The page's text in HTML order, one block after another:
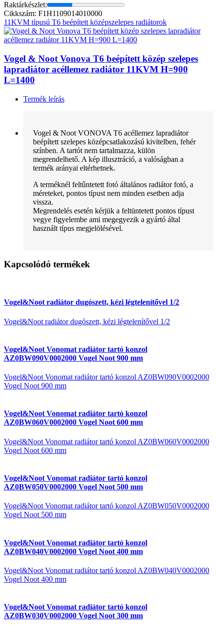
Raktárkészlet:
Cikkszám: F1H1109014010000
11KVM típusú T6 beépített középszelepes radiátorok
Vogel & Noot Vonova T6 beépített közép szelepes
lapradiátor acéllemez radiátor 11KVM H=900
L=1400
Termék leírás
Vogel & Noot VONOVA T6 acéllemez lapradiátor
beépített szelepes középcsatlakozású kivitelben, fehér
színben. A tartót nem tartalmazza, külön
megrendelhető. A kép illusztráció, a valóságban a
termék arányai eltérhetnek.
A terméknél feltűntetett fotó általános radiátor fotó, a
méreteket, pontos típust nem minden esetben adja
vissza.
Megrendelés esetén kérjük a feltüntetett pontos típust
vegye figyelembe ami megegyezik a gyártó által
használt típus megjelölésével.
Kapcsolódó termékek
Vogel&Noot radiátor dugószett, kézi légtelenítővel 1/2
Vogel&Noot radiátor dugószett, kézi légtelenítővel 1/2
Vogel&Noot Vonomat radiátor tartó konzol
AZ0BW090V0002000 Vogel Noot 900 mm
Vogel&Noot Vonomat radiátor tartó konzol AZ0BW090V0002000
Vogel Noot 900 mm
Vogel&Noot Vonomat radiátor tartó konzol
AZ0BW060V0002000 Vogel Noot 600 mm
Vogel&Noot Vonomat radiátor tartó konzol AZ0BW060V0002000
Vogel Noot 600 mm
Vogel&Noot Vonomat radiátor tartó konzol
AZ0BW050V0002000 Vogel Noot 500 mm
Vogel&Noot Vonomat radiátor tartó konzol AZ0BW050V0002000
Vogel Noot 500 mm
Vogel&Noot Vonomat radiátor tartó konzol
AZ0BW040V0002000 Vogel Noot 400 mm
Vogel&Noot Vonomat radiátor tartó konzol AZ0BW040V0002000
Vogel Noot 400 mm
Vogel&Noot Vonomat radiátor tartó konzol
AZ0BW030V0002000 Vogel Noot 300 mm